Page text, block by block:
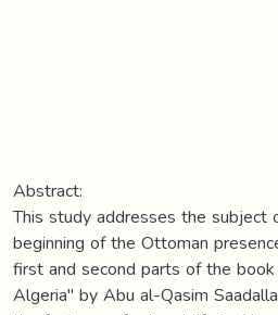
Abstract:
This study addresses the
beginning of the Ottoman
first and second parts of the
Algeria" by Abu al-Qasim